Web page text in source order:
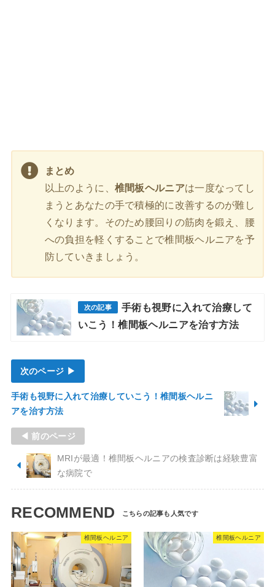
まとめ
以上のように、 椎間板ヘルニアは一度なってし
まうとあなたの手で積極的に改善するのが難し
くなります。そのため腰回りの筋肉を鍛え、腰
への負担を軽くすることで椎間板ヘルニアを予
防していきましょう。
手術も視野に入れて治療して
いこう！椎間板ヘルニアを治す方法
次のページ ▶
手術も視野に入れて治療していこう！椎間板ヘルニ
アを治す方法
◀ 前のページ
MRIが最適！椎間板ヘルニアの検査診断は経験豊富
な病院で
RECOMMEND
椎間板ヘルニア 椎間板ヘルニア